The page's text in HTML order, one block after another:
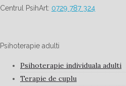
Centrul PsihArt: 0729 787 324
Psihoterapie adulti
Psihoterapie individuala adulti
Terapie de cuplu